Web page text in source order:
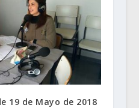
19 de Mayo de 2018